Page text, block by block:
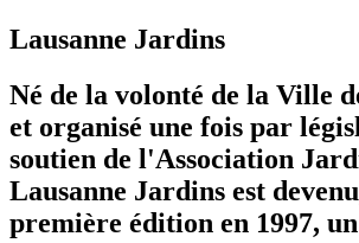
Lausanne Jardins
Né de la volonté de la Ville
et organisé une fois par
soutien de l'Association
Lausanne Jardins est
première édition en 1997,